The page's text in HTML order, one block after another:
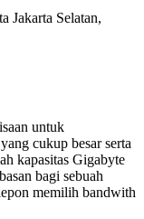
Jakarta Selatan,
untuk
cukup besar serta
kapasitas Gigabyte
bagi sebuah
memilih bandwith